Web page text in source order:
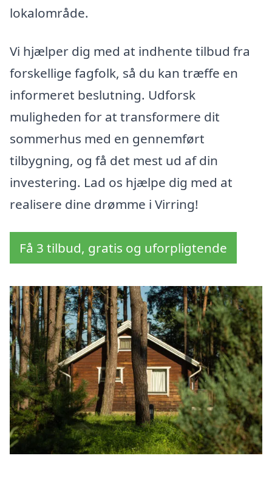
lokalområde.
Vi hjælper dig med at indhente tilbud fra
forskellige fagfolk, så du kan træffe en
informeret beslutning. Udforsk
muligheden for at transformere dit
sommerhus med en gennemført
tilbygning, og få det mest ud af din
investering. Lad os hjælpe dig med at
realisere dine drømme i Virring!
Få 3 tilbud, gratis og uforpligtende